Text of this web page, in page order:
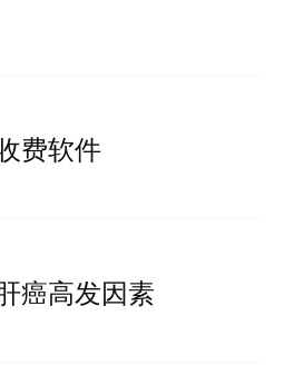
费软件
癌高发因素